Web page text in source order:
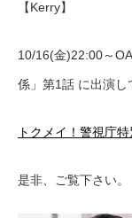
【Kerry】
10/16(金)22:00～
係」第1話 に出演し
トクメイ！警視庁
是非、ご覧下さい。